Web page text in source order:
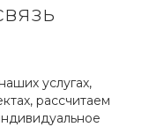
услугах,
рассчитаем